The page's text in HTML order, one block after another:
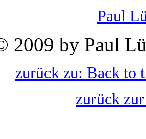
Paul
2009 by Paul
zurück zu: Back to
zurück